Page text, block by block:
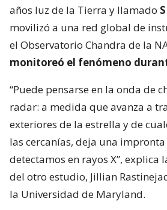
años luz de la Tierra y llamado
movilizó a una red global de
el Observatorio Chandra de la
monitoreó el fenómeno
“Puede pensarse en la onda de
radar: a medida que avanza a
exteriores de la estrella y de
las cercanías, deja una
detectamos en rayos X”,
del otro estudio, Jillian
la Universidad de Maryland.